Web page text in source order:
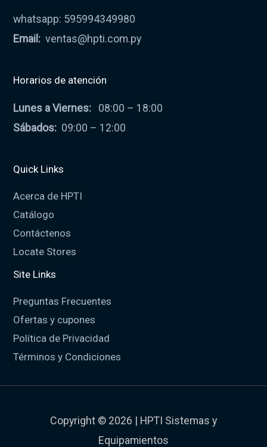
whatsapp: 595994349980
Email: ventas@hpti.com.py
Horarios de atención
Lunes a Viernes: 08:00 – 18:00
Sábados: 09:00 – 12:00
Quick Links
Acerca de HPTI
Catálogo
Contáctenos
Locate Stores
Site Links
Preguntas Frecuentes
Ofertas y cupones
Política de Privacidad
Términos y Condiciones
Copyright © 2026 | HPTI Sistemas y
Equipamientos